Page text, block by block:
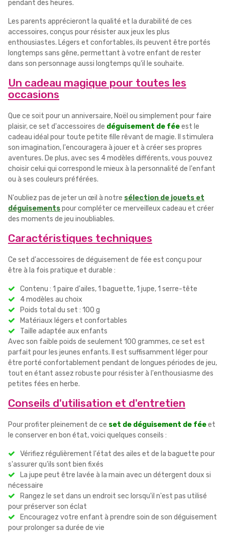
pendant des heures.
Les parents apprécieront la qualité et la durabilité de ces
accessoires, conçus pour résister aux jeux les plus
enthousiastes. Légers et confortables, ils peuvent être portés
longtemps sans gêne, permettant à votre enfant de rester
dans son personnage aussi longtemps qu'il le souhaite.
Un cadeau magique pour toutes les
occasions
Que ce soit pour un anniversaire, Noël ou simplement pour faire
plaisir, ce set d'accessoires de déguisement de féeest le
cadeau idéal pour toute petite fille rêvant de magie. Il stimulera
son imagination, l'encouragera à jouer et à créer ses propres
aventures. De plus, avec ses 4 modèles différents, vous pouvez
choisir celui qui correspond le mieux à la personnalité de l'enfant
ou à ses couleurs préférées.
N'oubliez pas de jeter un œil à notre sélection de jouets et
déguisementspour compléter ce merveilleux cadeau et créer
des moments de jeu inoubliables.
Caractéristiques techniques
Ce set d'accessoires de déguisement de fée est conçu pour
être à la fois pratique et durable :
Contenu : 1 paire d'ailes, 1 baguette, 1 jupe, 1 serre-tête
4 modèles au choix
Poids total du set : 100 g
Matériaux légers et confortables
Taille adaptée aux enfants
Avec son faible poids de seulement 100 grammes, ce set est
parfait pour les jeunes enfants. Il est suffisamment léger pour
être porté confortablement pendant de longues périodes de jeu,
tout en étant assez robuste pour résister à l'enthousiasme des
petites fées en herbe.
Conseils d'utilisation et d'entretien
Pour profiter pleinement de ce set de déguisement de féeet
le conserver en bon état, voici quelques conseils :
Vérifiez régulièrement l'état des ailes et de la baguette pour
s'assurer qu'ils sont bien fixés
La jupe peut être lavée à la main avec un détergent doux si
nécessaire
Rangez le set dans un endroit sec lorsqu'il n'est pas utilisé
pour préserver son éclat
Encouragez votre enfant à prendre soin de son déguisement
pour prolonger sa durée de vie